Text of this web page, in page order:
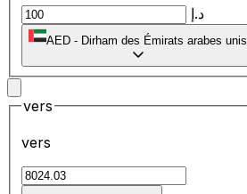
د.إ
AED - Dirham des Émirats arabes unis
vers
vers